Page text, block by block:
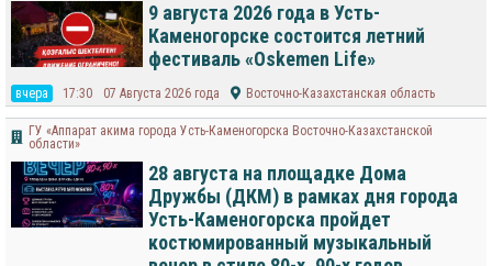
9 августа 2026 года в Усть-
Каменогорске состоится летний
фестиваль «Oskemen Life»
вчера 17:30 07 Августа 2026 года Восточно-Казахстанская область
ГУ «Аппарат акима города Усть-Каменогорска Восточно-Казахстанской
области»
28 августа на площадке Дома
Дружбы (ДКМ) в рамках дня города
Усть-Каменогорска пройдет
костюмированный музыкальный